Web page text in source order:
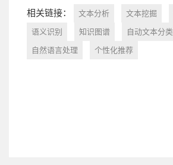
相关链接： 文本分析 文本挖掘
语义识别 知识图谱 自动文本分类
自然语言处理 个性化推荐